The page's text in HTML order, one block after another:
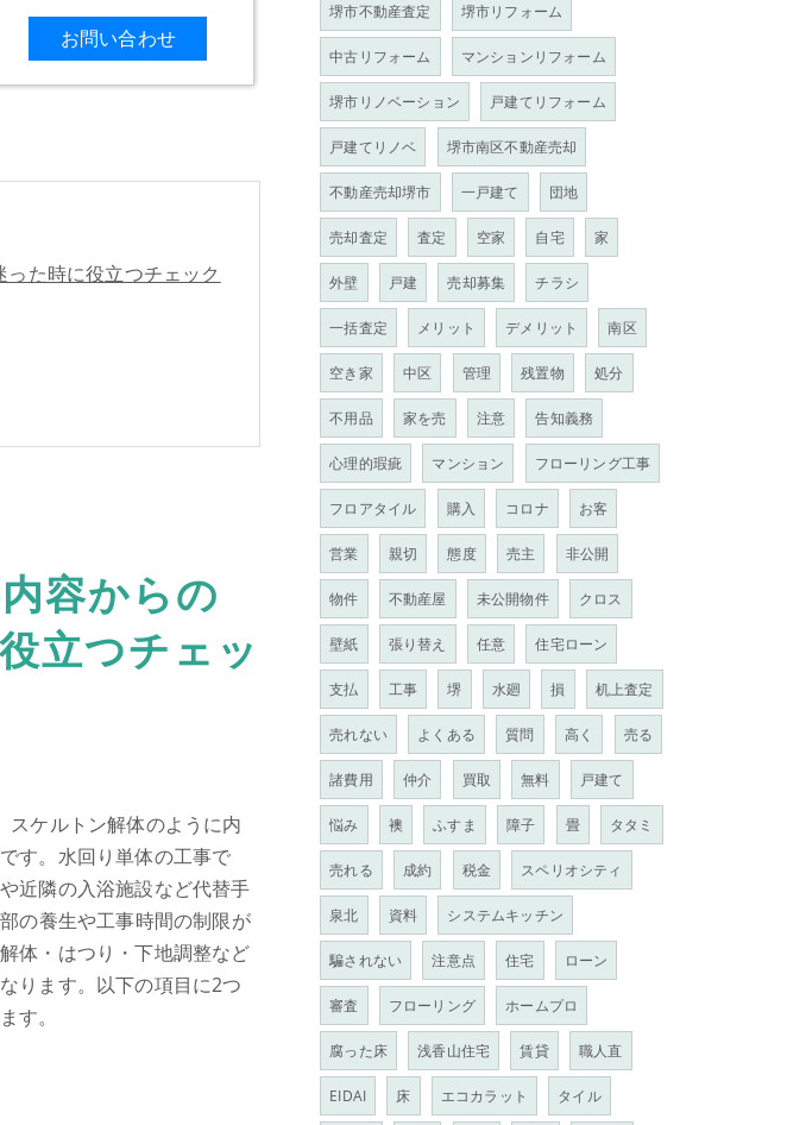
お問い合わせ
た時に役立つチェック
容からの
立つチェッ
スケルトン解体のように内
です。水回り単体の工事で
近隣の入浴施設など代替手
の養生や工事時間の制限が
体・はつり・下地調整など
ります。以下の項目に2つ
す。
堺市不動産査定 堺市リフォーム
中古リフォーム マンションリフォーム
堺市リノベーション 戸建てリフォーム
戸建てリノベ 堺市南区不動産売却
不動産売却堺市 一戸建て 団地
売却査定 査定 空家 自宅 家
外壁 戸建 売却募集 チラシ
一括査定 メリット デメリット 南区
空き家 中区 管理 残置物 処分
不用品 家を売 注意 告知義務
心理的瑕疵 マンション フローリング工事
フロアタイル 購入 コロナ お客
営業 親切 態度 売主 非公開
物件 不動産屋 未公開物件 クロス
壁紙 張り替え 任意 住宅ローン
支払 工事 堺 水廻 損 机上査定
売れない よくある 質問 高く 売る
諸費用 仲介 買取 無料 戸建て
悩み 襖 ふすま 障子 畳 タタミ
売れる 成約 税金 スペリオシティ
泉北 資料 システムキッチン
騙されない 注意点 住宅 ローン
審査 フローリング ホームプロ
腐った床 浅香山住宅 賃貸 職人直
EIDAI 床 エコカラット タイル